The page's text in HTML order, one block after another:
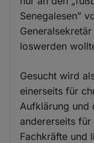
Senegalesen”
loswerden
Gesucht wird
einerseits für
Aufklärung und
andererseits
Fachkräfte und